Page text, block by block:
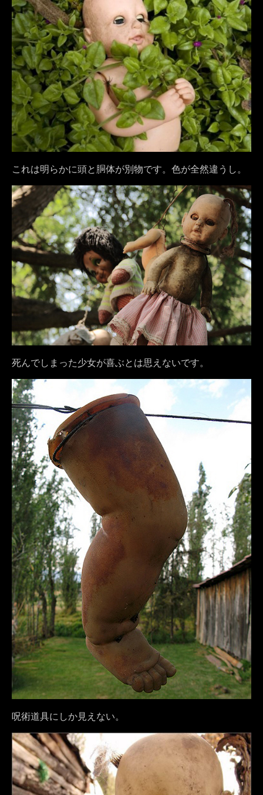
これは明らかに頭と胴体が別物です。色が全然違うし。
死んでしまった少女が喜ぶとは思えないです。
呪術道具にしか見えない。